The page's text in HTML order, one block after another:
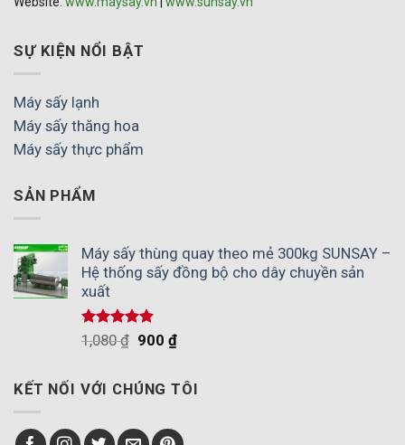
SỰ KIỆN NỔI BẬT
Máy sấy lạnh
Máy sấy thăng hoa
Máy sấy thực phẩm
SẢN PHẨM
Máy sấy thùng quay theo mẻ 300kg SUNSAY –
Hệ thống sấy đồng bộ cho dây chuyền sản
xuất
Được xếp
hạng
5.00
1,080₫ 900₫
KẾT NỐI VỚI CHÚNG TÔI